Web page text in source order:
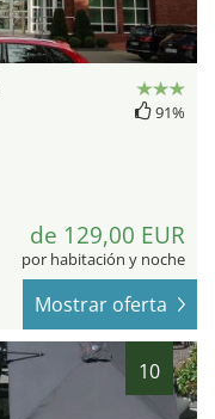
91%
de 129,00 EUR
por habitación y noche
Mostrar oferta
10